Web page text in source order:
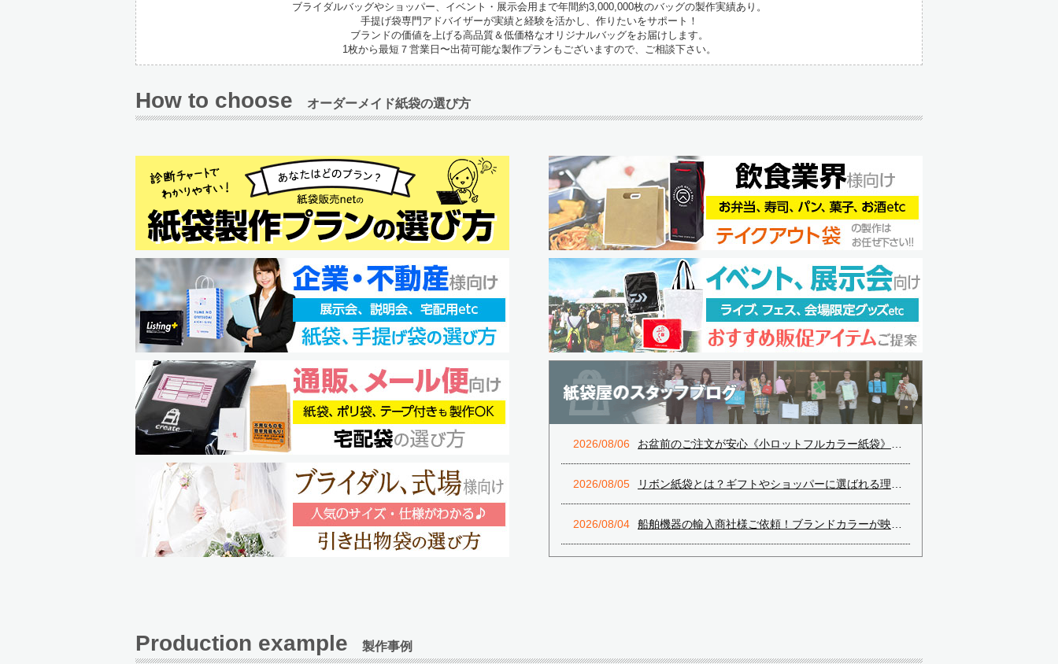
ブライダルバッグやショッパー、イベント・展示会用まで年間約3,000,000枚のバッグの製作実績あり。
手提げ袋専門アドバイザーが実績と経験を活かし、作りたいをサポート！
ブランドの価値を上げる高品質＆低価格なオリジナルバッグをお届けします。
1枚から最短７営業日〜出荷可能な製作プランもございますので、ご相談下さい。
How to choose オーダーメイド紙袋の選び方
2026/08/06 お盆前のご注文が安心《小ロットフルカラー紙袋》直近締切のご案内
2026/08/05 リボン紙袋とは？ギフトやショッパーに選ばれる理由を解説
2026/08/04 船舶機器の輸入商社様ご依頼！ブランドカラーが映えるボトルサイズのオリジナル紙袋をご紹介
Production example 製作事例